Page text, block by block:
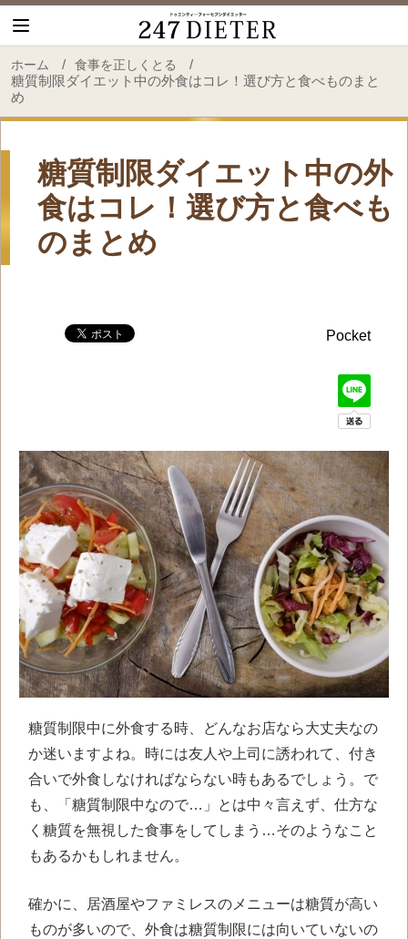
247 Dieter
ホーム / 食事を正しくとる
/
糖質制限ダイエット中の外食はコレ！選び方と食べものまと
め
糖質制限ダイエット中の外
食はコレ！選び方と食べも
のまとめ
Pocket
糖質制限中に外食する時、どんなお店なら大丈夫なの
か迷いますよね。時には友人や上司に誘われて、付き
合いで外食しなければならない時もあるでしょう。で
も、「糖質制限中なので…」とは中々言えず、仕方な
く糖質を無視した食事をしてしまう…そのようなこと
もあるかもしれません。
確かに、居酒屋やファミレスのメニューは糖質が高い
ものが多いので、外食は糖質制限には向いていないの